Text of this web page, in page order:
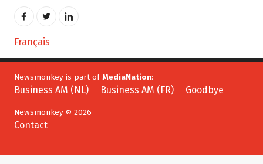
Français
Newsmonkey is part of MediaNation
Business AM (NL) Business AM (FR) Goodbye
Newsmonkey © 2026
Contact